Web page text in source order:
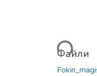
Вантажиться...
Файли